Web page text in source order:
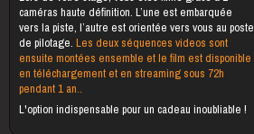
caméras haute définition. L’une est embarquée
vers la piste, l’autre est orientée vers vous au poste
de pilotage.Les deux séquences videos sont
ensuite montées ensemble et le film est disponible
en téléchargement et en streaming sous 72h
pendant 1 an..
L'option indispensable pour un cadeau inoubliable !